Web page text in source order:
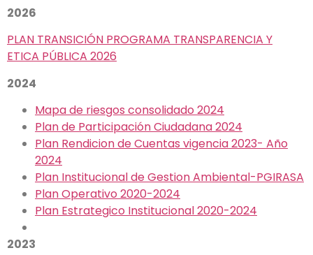
2026
PLAN TRANSICIÓN PROGRAMA TRANSPARENCIA Y
ETICA PÚBLICA 2026
2024
Mapa de riesgos consolidado 2024
Plan de Participación Ciudadana 2024
Plan Rendicion de Cuentas vigencia 2023- Año
2024
Plan Institucional de Gestion Ambiental-PGIRASA
Plan Operativo 2020-2024
Plan Estrategico Institucional 2020-2024
2023